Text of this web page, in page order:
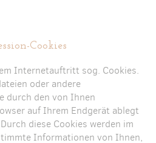
Cookies
Internetauftritt sog. Cookies.
oder andere
durch den von Ihnen
auf Ihrem Endgerät ablegt
diese Cookies werden im
Informationen von Ihnen,